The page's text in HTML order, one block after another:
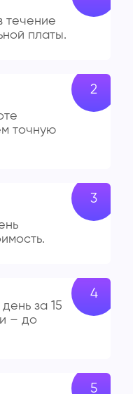
течение
платы.
точную
за 15
– до